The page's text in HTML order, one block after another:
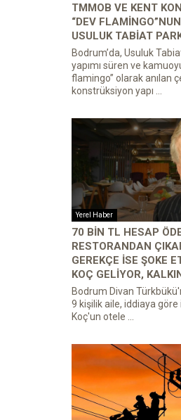
TMMOB VE KENT
“DEV
USULUK TABIAT
Bodrum’da, Usuluk
yapımı süren ve
flamingo” olarak anılan
konstrüksiyon yapı ...
Yerel Haber
70 BIN TL HESAP
RESTORANDAN
GEREKÇE ISE ŞOKE
KOÇ GELIYOR, KALKIN
Bodrum Divan
9 kişilik aile, iddiaya göre
Koç'un otele ...